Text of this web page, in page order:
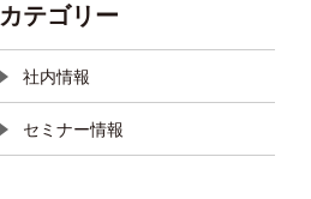
カテゴリー
社内情報
セミナー情報